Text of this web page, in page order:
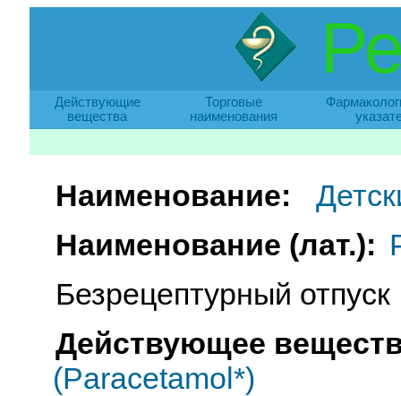
Действующие
вещества
Торговые
наименования
Наименование:
Наименование (лат.):
Безрецептурный отпуск
Действующее
(Paracetamol*)